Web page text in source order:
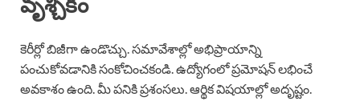
కెరీర్లో బిజీగా ఉండొచ్చు. సమావేశాల్లో అభిప్రాయాన్ని
పంచుకోవడానికి సంకోచించకండి. ఉద్యోగంలో ప్రమోషన్ లభించే
అవకాశం ఉంది. మీ పనికి ప్రశంసలు. ఆర్థిక విషయాల్లో అదృష్టం.